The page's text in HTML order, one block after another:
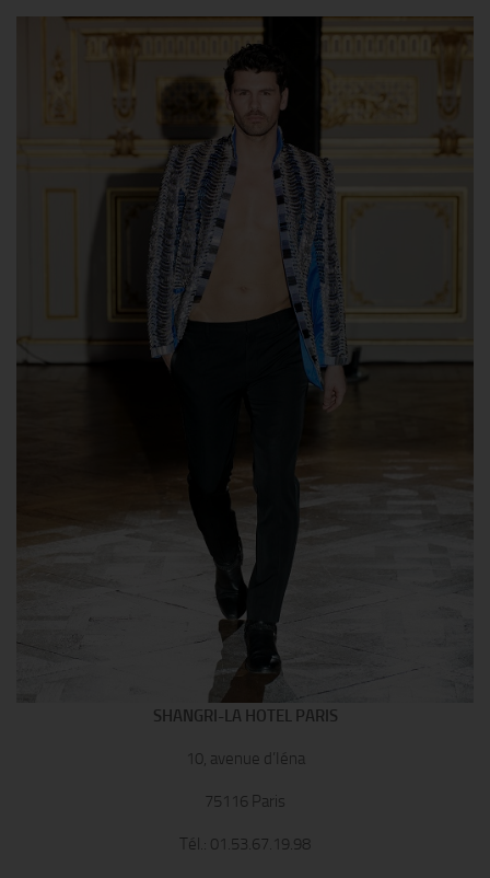
SHANGRI-LA HOTEL PARIS
10, avenue d’Iéna
75116 Paris
Tél.: 01.53.67.19.98